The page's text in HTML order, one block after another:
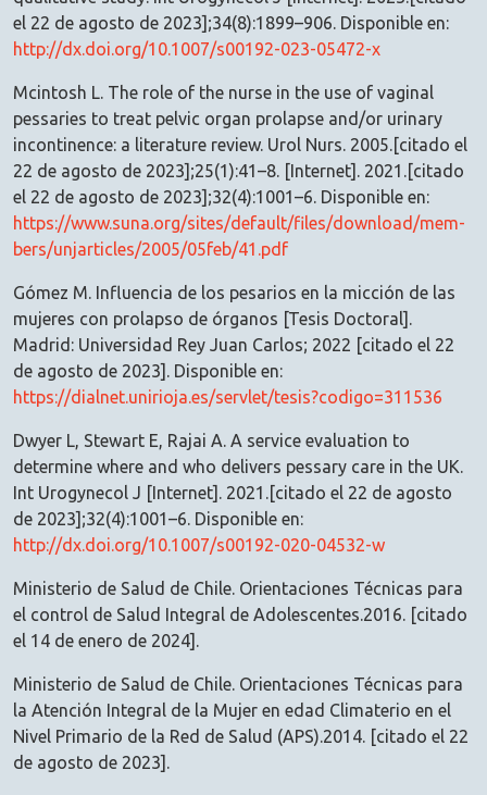
el 22 de agosto de 2023];34(8):1899–906. Disponible en:
http://dx.doi.org/10.1007/s00192-023-05472-x
Mcintosh L. The role of the nurse in the use of vaginal
pessaries to treat pelvic organ prolapse and/or urinary
incontinence: a literature review. Urol Nurs. 2005.[citado el
22 de agosto de 2023];25(1):41–8. [Internet]. 2021.[citado
el 22 de agosto de 2023];32(4):1001–6. Disponible en:
https://www.suna.org/sites/default/files/download/mem-
bers/unjarticles/2005/05feb/41.pdf
Gómez M. Influencia de los pesarios en la micción de las
mujeres con prolapso de órganos [Tesis Doctoral].
Madrid: Universidad Rey Juan Carlos; 2022 [citado el 22
de agosto de 2023]. Disponible en:
https://dialnet.unirioja.es/servlet/tesis?codigo=311536
Dwyer L, Stewart E, Rajai A. A service evaluation to
determine where and who delivers pessary care in the UK.
Int Urogynecol J [Internet]. 2021.[citado el 22 de agosto
de 2023];32(4):1001–6. Disponible en:
http://dx.doi.org/10.1007/s00192-020-04532-w
Ministerio de Salud de Chile. Orientaciones Técnicas para
el control de Salud Integral de Adolescentes.2016. [citado
el 14 de enero de 2024].
Ministerio de Salud de Chile. Orientaciones Técnicas para
la Atención Integral de la Mujer en edad Climaterio en el
Nivel Primario de la Red de Salud (APS).2014. [citado el 22
de agosto de 2023].